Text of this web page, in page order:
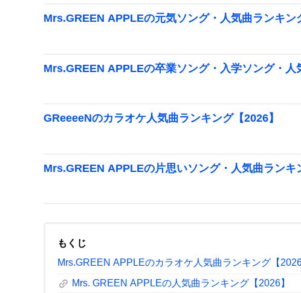
Mrs.GREEN APPLEの元気ソング・人気曲ランキン
Mrs.GREEN APPLEの卒業ソング・入学ソング・人
GReeeeNのカラオケ人気曲ランキング【2026】
Mrs.GREEN APPLEの片思いソング・人気曲ランキ
もくじ
Mrs.GREEN APPLEのカラオケ人気曲ランキング【2026
link Mrs. GREEN APPLEの人気曲ランキング【2026】